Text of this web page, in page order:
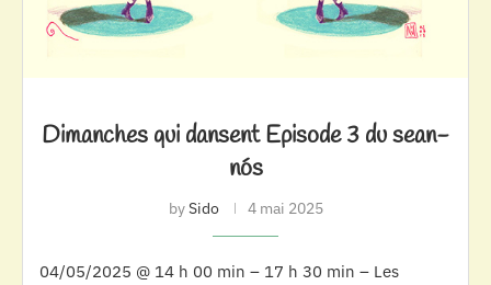
Dimanches qui dansent Episode 3 du sean-
nós
bySido 4 mai 2025
04/05/2025 @ 14 h 00 min – 17 h 30 min – Les